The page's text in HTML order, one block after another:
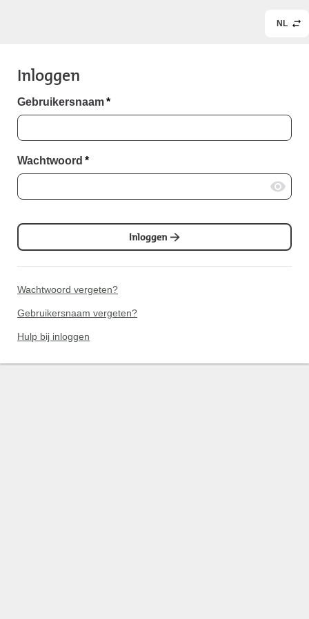
NL
Inloggen
Gebruikersnaam*
Wachtwoord *
Inloggen
Wachtwoord vergeten?
Gebruikersnaam vergeten?
Hulp bij inloggen